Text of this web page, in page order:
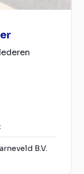
B.V.